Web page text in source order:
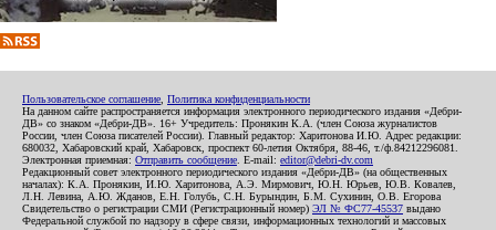
Пользовательское соглашение Политика конфиденциальности
На данном сайте распространяется информация электронного периодического издания «Дебри-
ДВ» со знаком «Дебри-ДВ». 16+ Учредитель: Пронякин К.А. (член Союза журналистов
России, член Союза писателей России). Главный редактор: Харитонова И.Ю. Адрес редакции:
680032, Хабаровский край, Хабаровск, проспект 60-летия Октября, 88-46, т./ф.84212296081.
Электронная приемная: Отправить сообщение . E-mail: editor@debri-dv.com
Редакционный совет электронного периодического издания «Дебри-ДВ» (на общественных
началах): К.А. Пронякин, И.Ю. Харитонова, А.Э. Мирмович, Ю.Н. Юрьев, Ю.В. Ковалев,
Л.Н. Левина, А.Ю. Жданов, Е.Н. Голубь, С.Н. Бурындин, Б.М. Сухинин, О.В. Егорова
Свидетельство о регистрации СМИ (Регистрационный номер) ЭЛ № ФС77-45537 выдано
Федеральной службой по надзору в сфере связи, информационных технологий и массовых